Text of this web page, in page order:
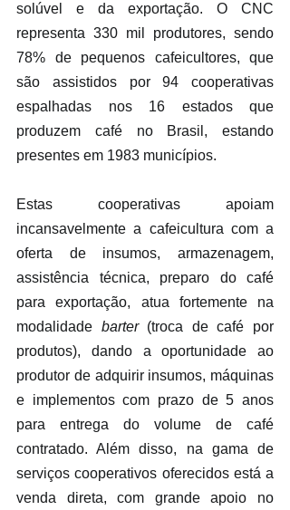
solúvel e da exportação. O CNC
representa 330 mil produtores, sendo
78% de pequenos cafeicultores, que
são assistidos por 94 cooperativas
espalhadas nos 16 estados que
produzem café no Brasil, estando
presentes em 1983 municípios.
Estas cooperativas apoiam
incansavelmente a cafeicultura com a
oferta de insumos, armazenagem,
assistência técnica, preparo do café
para exportação, atua fortemente na
modalidade barter (troca de café por
produtos), dando a oportunidade ao
produtor de adquirir insumos, máquinas
e implementos com prazo de 5 anos
para entrega do volume de café
contratado. Além disso, na gama de
serviços cooperativos oferecidos está a
venda direta, com grande apoio no